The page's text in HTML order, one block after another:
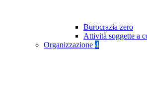
Burocrazia zero
Attività soggette a
Organizzazione 4